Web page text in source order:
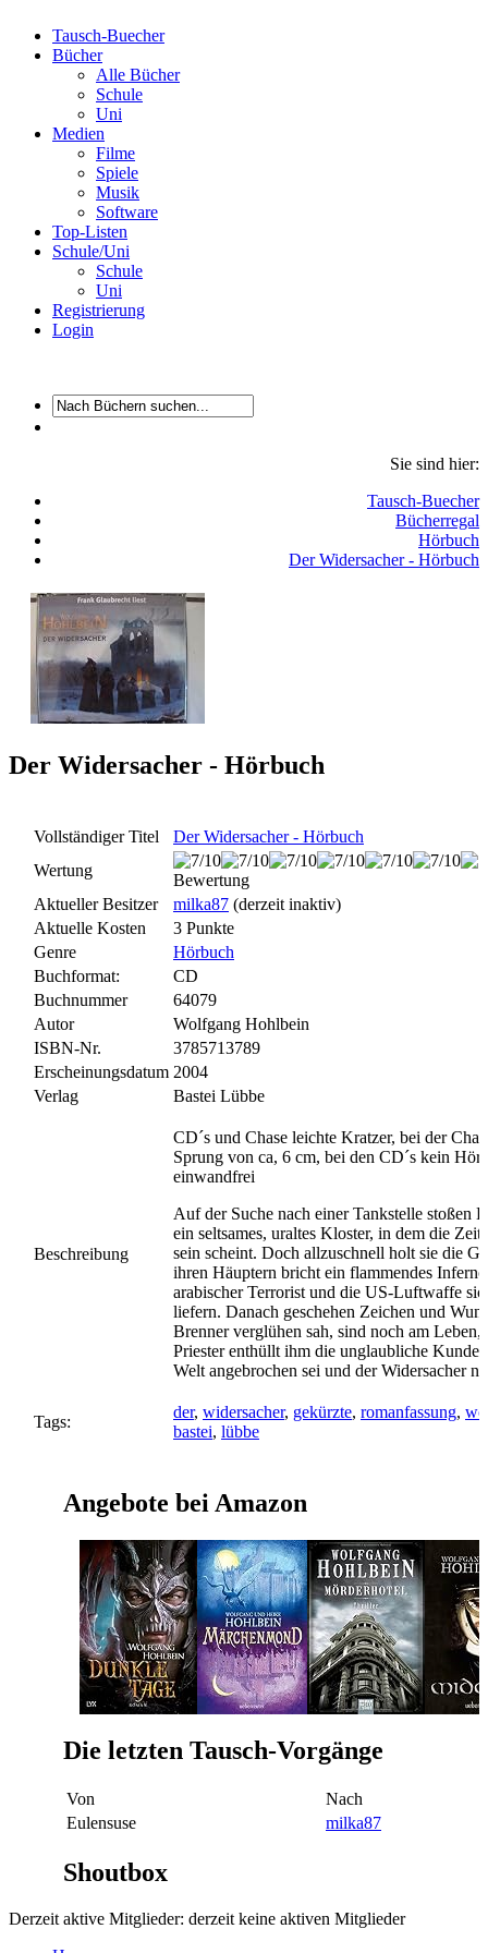
Tausch-Buecher
Bücher
Alle Bücher
Schule
Uni
Medien
Filme
Spiele
Musik
Software
Top-Listen
Schule/Uni
Schule
Uni
Registrierung
Login
Sie sind hier:
Tausch-Buecher
Bücherregal
Hörbuch
Der Widersacher - Hörbuch
Der Widersacher - Hörbuch
Vollständiger Titel
Der Widersacher - Hörbuch
Wertung
Bewertung
Aktueller Besitzer
milka87 (derzeit inaktiv)
Aktuelle Kosten
3 Punkte
Genre
Hörbuch
Buchformat:
CD
Buchnummer
64079
Autor
Wolfgang Hohlbein
ISBN-Nr.
3785713789
Erscheinungsdatum 2004
Verlag
Bastei Lübbe
Beschreibung
CD´s und Chase leichte Kratzer, bei der
Sprung von ca, 6 cm, bei den CD´s kein
einwandfrei
Auf der Suche nach einer Tankstelle stoßen
ein seltsames, uraltes Kloster, in dem die Zeit
sein scheint. Doch allzuschnell holt sie die
ihren Häuptern bricht ein flammendes
arabischer Terrorist und die US-Luftwaffe
liefern. Danach geschehen Zeichen und
Brenner verglühen sah, sind noch am
Priester enthüllt ihm die unglaubliche Kunde,
Welt angebrochen sei und der Widersacher
Tags:
der, widersacher, gekürzte, romanfassung,
bastei, lübbe
Angebote bei Amazon
Die letzten Tausch-Vorgänge
Von
Nach
Eulensuse
milka87
Shoutbox
Derzeit aktive Mitglieder: derzeit keine aktiven Mitglieder